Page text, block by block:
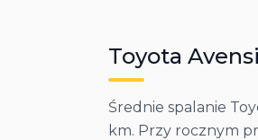
Toyota
Średnie spalanie
km. Przy rocznym